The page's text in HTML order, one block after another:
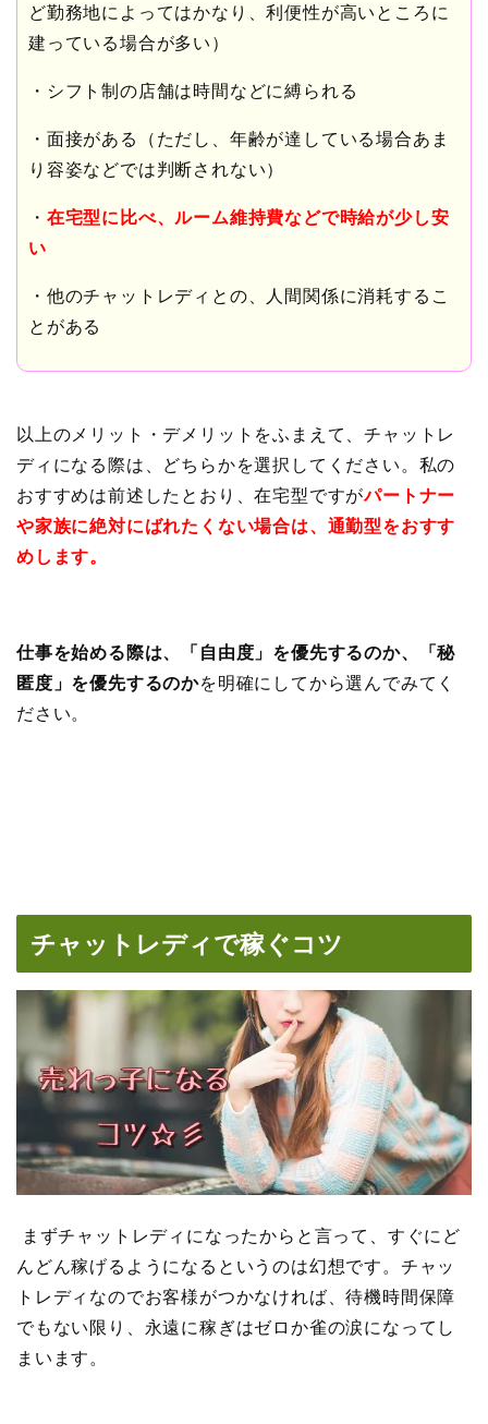
ど勤務地によってはかなり、利便性が高いところに
建っている場合が多い）
・シフト制の店舗は時間などに縛られる
・面接がある（ただし、年齢が達している場合あま
り容姿などでは判断されない）
・ 在宅型に比べ、ルーム維持費などで時給が少し安
い
・他のチャットレディとの、人間関係に消耗するこ
とがある
以上のメリット・デメリットをふまえて、チャットレ
ディになる際は、どちらかを選択してください。私の
おすすめは前述したとおり、在宅型ですがパートナー
や家族に絶対にばれたくない場合は、通勤型をおすす
めします。
仕事を始める際は、「自由度」を優先するのか、「秘
匿度」を優先するのかを明確にしてから選んでみてく
ださい。
チャットレディで稼ぐコツ
まずチャットレディになったからと言って、すぐにど
んどん稼げるようになるというのは幻想です。チャッ
トレディなのでお客様がつかなければ、待機時間保障
でもない限り、永遠に稼ぎはゼロか雀の涙になってし
まいます。